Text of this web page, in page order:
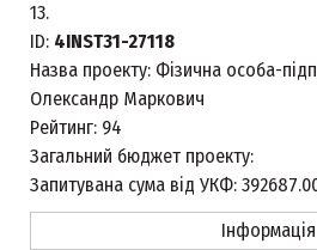
13.
ID: 4INST31-27118
Назва проекту: Фізична особа-
Олександр Маркович
Рейтинг: 94
Загальний бюджет проекту:
Запитувана сума від УКФ:
Інформація